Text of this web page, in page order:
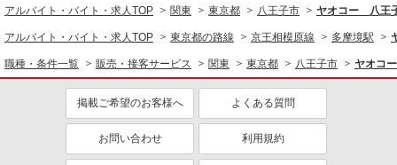
アルバイト・バイト・求人TOP 関東 東京都 八王子市 ヤオコー 八王
アルバイト・バイト・求人TOP 東京都の路線 京王相模原線 多摩境駅
職種・条件一覧 販売・接客サービス 関東 東京都 八王子市 ヤオコ
掲載ご希望のお客様へ よくある質問
お問い合わせ 利用規約